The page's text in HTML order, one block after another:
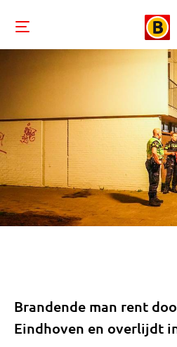
Brandende man rent
Eindhoven en overlijdt